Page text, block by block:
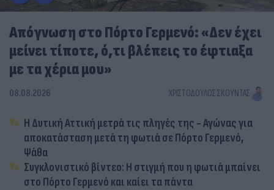
Απόγνωση στο Πόρτο Γερμενό: «Δεν έχει
μείνει τίποτε, ό,τι βλέπεις το έφτιαξα
με τα χέρια μου»
08.08.2026 ΧΡΙΣΤΌΔΟΥΛΟΣ ΣΚΟΎΝΤΑΣ
Η Δυτική Αττική μετρά τις πληγές της - Αγώνας για
αποκατάσταση μετά τη φωτιά σε Πόρτο Γερμενό,
Ψάθα
Συγκλονιστικό βίντεο: Η στιγμή που η φωτιά μπαίνει
στο Πόρτο Γερμενό και καίει τα πάντα